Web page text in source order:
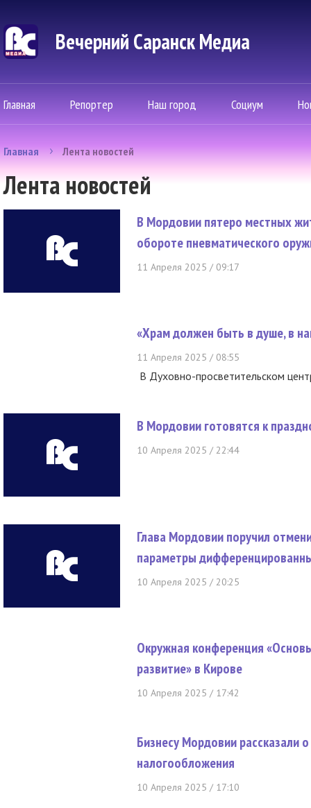
Вечерний Саранск Mедиа
Главная Репортер Наш город Социум
Главная Лента новостей
Лента новостей
В Мордовии пятеро местных
обороте пневматического
11 Апреля 2025 / 09:17
«Храм должен быть в душе, в
11 Апреля 2025 / 08:55
В Духовно-просветительском
В Мордовии готовятся к
10 Апреля 2025 / 22:44
Глава Мордовии поручил
параметры
10 Апреля 2025 / 20:25
Окружная конференция
развитие» в Кирове
10 Апреля 2025 / 17:42
Бизнесу Мордовии рассказали
налогообложения
10 Апреля 2025 / 17:10